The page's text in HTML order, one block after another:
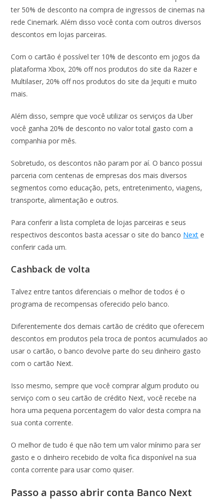
ter 50% de desconto na compra de ingressos de cinemas na
rede Cinemark. Além disso você conta com outros diversos
descontos em lojas parceiras.
Com o cartão é possível ter 10% de desconto em jogos da
plataforma Xbox, 20% off nos produtos do site da Razer e
Multilaser, 20% off nos produtos do site da Jequiti e muito
mais.
Além disso, sempre que você utilizar os serviços da Uber
você ganha 20% de desconto no valor total gasto com a
companhia por mês.
Sobretudo, os descontos não param por aí. O banco possui
parceria com centenas de empresas dos mais diversos
segmentos como educação, pets, entretenimento, viagens,
transporte, alimentação e outros.
Para conferir a lista completa de lojas parceiras e seus
respectivos descontos basta acessar o site do banco Next e
conferir cada um.
Cashback de volta
Talvez entre tantos diferenciais o melhor de todos é o
programa de recompensas oferecido pelo banco.
Diferentemente dos demais cartão de crédito que oferecem
descontos em produtos pela troca de pontos acumulados ao
usar o cartão, o banco devolve parte do seu dinheiro gasto
com o cartão Next.
Isso mesmo, sempre que você comprar algum produto ou
serviço com o seu cartão de crédito Next, você recebe na
hora uma pequena porcentagem do valor desta compra na
sua conta corrente.
O melhor de tudo é que não tem um valor mínimo para ser
gasto e o dinheiro recebido de volta fica disponível na sua
conta corrente para usar como quiser.
Passo a passo abrir conta Banco Next